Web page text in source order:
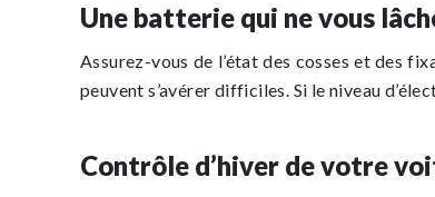
Une batterie qui ne vous
Assurez-vous de l’état des cosses et des
peuvent s’avérer difficiles. Si le niveau
Contrôle d’hiver de votre